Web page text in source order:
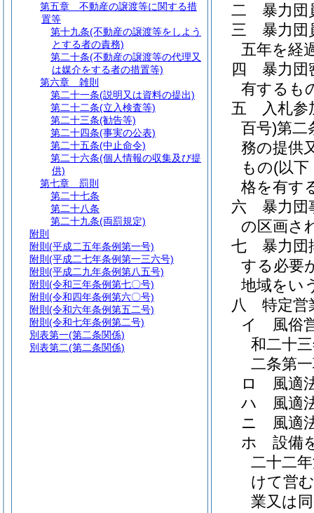
二
暴力
三
暴力
五年を経
四
暴力
有するも
五
入札
百号)第二
務の提供
もの(以下
格を有す
六
暴力
の区画さ
七
暴力
する必要
地域をい
八
特定
イ
風俗
和二十
二条第
ロ
風適
ハ
風適
ニ
風適
ホ
設備
二十二
けて営
業又は
第五章
不動産の譲渡等に関する措
置等
第十九条(不動産の譲渡等をしよう
とする者の責務)
第二十条(不動産の譲渡等の代理又
は媒介をする者の措置等)
第六章
雑則
第二十一条(説明又は資料の提出)
第二十二条(立入検査等)
第二十三条(勧告等)
第二十四条(事実の公表)
第二十五条(中止命令)
第二十六条(個人情報の収集及び提
供)
第七章
罰則
第二十七条
第二十八条
第二十九条(両罰規定)
附則
附則 (平成二五年条例第一号)
附則 (平成二七年条例第一三六号)
附則 (平成二九年条例第八五号)
附則 (令和三年条例第七〇号)
附則 (令和四年条例第六〇号)
附則 (令和六年条例第五二号)
附則 (令和七年条例第二号)
別表第一(第二条関係)
別表第二(第二条関係)